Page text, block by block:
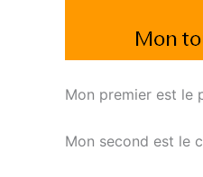
Mon premier est le
Mon second est le